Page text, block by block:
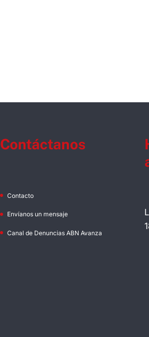
Contáctanos
Contacto
Envíanos un mensaje
Canal de Denuncias ABN Avanza